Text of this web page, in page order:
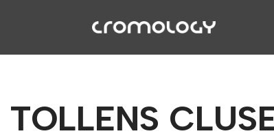
TOLLENS